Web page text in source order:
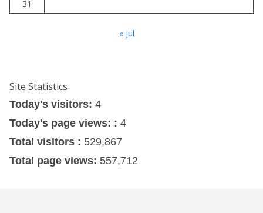
31
« Jul
Site Statistics
Today's visitors: 4
Today's page views: : 4
Total visitors : 529,867
Total page views: 557,712